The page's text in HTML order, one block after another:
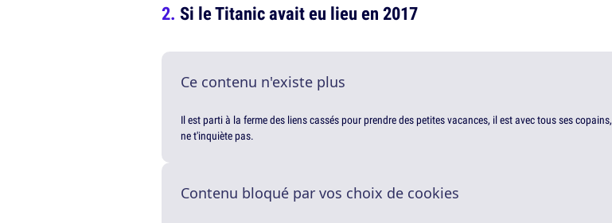
Si le Titanic avait eu lieu en 2017
Ce contenu n'existe plus
Il est parti à la ferme des liens cassés pour prendre des petites vacances, il est avec tous ses copains,
ne t'inquiète pas.
Contenu bloqué par vos choix de cookies